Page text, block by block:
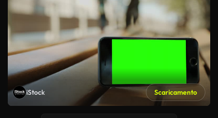
iStock Scaricamento